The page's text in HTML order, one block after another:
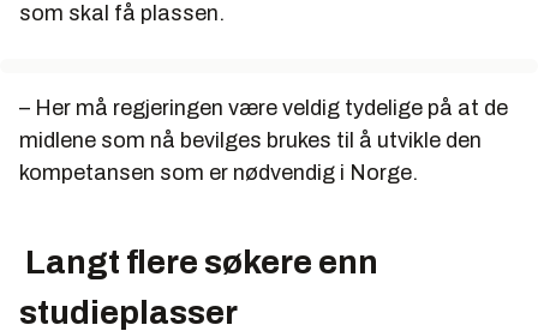
som skal få plassen.
– Her må regjeringen være veldig tydelige på at de
midlene som nå bevilges brukes til å utvikle den
kompetansen som er nødvendig i Norge.
Langt flere søkere enn
studieplasser